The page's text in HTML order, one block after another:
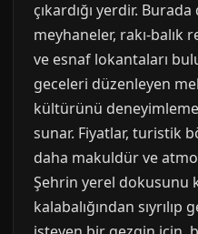
çıkardığı yerdir.
meyhaneler, rakı-
ve esnaf lokantaları
geceleri düzenleyen
kültürünü
sunar. Fiyatlar, turistik
daha makuldür ve
Şehrin yerel dokusunu
kalabalığından